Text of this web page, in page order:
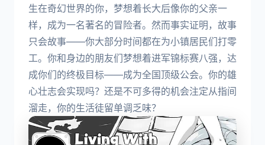
生在奇幻世界的你，梦想着长大后像你的父亲一
样，成为一名著名的冒险者。然而事实证明，故事
只会故事——你大部分时间都在为小镇居民们打零
工。你和身边的朋友们梦想着进军锦标赛八强，达
成你们的终极目标——成为全国顶级公会。你的雄
心壮志会实现吗？还是不可多得的机会注定从指间
溜走，你的生活徒留单调乏味？